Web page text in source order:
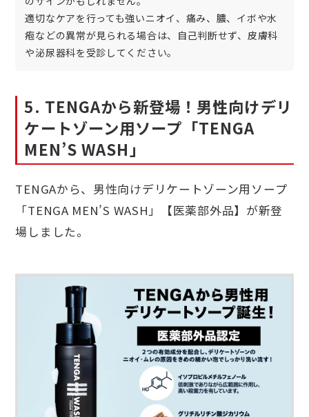
適切なケアを行っても強いニオイ、痛み、膿、イボや水
疱などの異常が見られる場合は、自己判断せず、皮膚科
や泌尿器科を受診してください。
5. TENGAから新登場！男性向けデリ
ケートゾーン用ソープ「TENGA
MEN’S WASH」
TENGAから、男性向けデリケートゾーン用ソープ
「TENGA MEN’S WASH」【医薬部外品】が新登
場しました。